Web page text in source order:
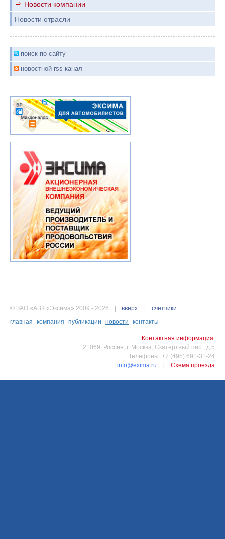
Новости компании
Новости отрасли
поиск по сайту
новостной rss канал
© ЗАО «АВК «Эксима» 2009 - 2026 вверх
счетчики
главная
компания публикации новости контакты
Контактная информация:
121069, Россия, г. Москва, Скатертный пер., д.5
Телефоны: +7 (495) 691-31-24
info@exima.ru
Схема проезда